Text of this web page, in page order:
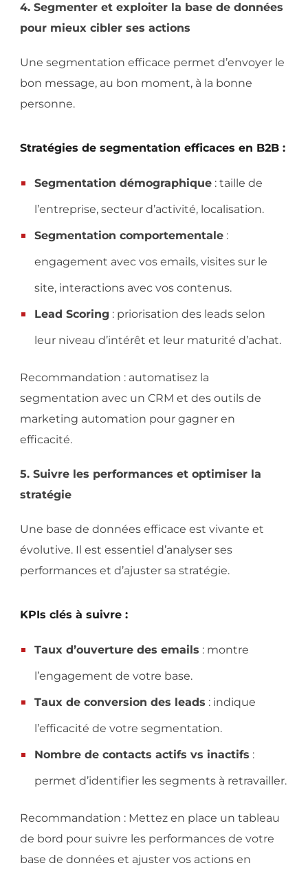
4. Segmenter et exploiter la base de données
pour mieux cibler ses actions
Une segmentation efficace permet d’envoyer le
bon message, au bon moment, à la bonne
personne.
Stratégies de segmentation efficaces en B2B :
Segmentation démographique : taille de
l’entreprise, secteur d’activité, localisation.
Segmentation comportementale :
engagement avec vos emails, visites sur le
site, interactions avec vos contenus.
Lead Scoring : priorisation des leads selon
leur niveau d’intérêt et leur maturité d’achat.
Recommandation : automatisez la
segmentation avec un CRM et des outils de
marketing automation pour gagner en
efficacité.
5. Suivre les performances et optimiser la
stratégie
Une base de données efficace est vivante et
évolutive. Il est essentiel d’analyser ses
performances et d’ajuster sa stratégie.
KPIs clés à suivre :
Taux d’ouverture des emails : montre
l’engagement de votre base.
Taux de conversion des leads : indique
l’efficacité de votre segmentation.
Nombre de contacts actifs vs inactifs :
permet d’identifier les segments à retravailler.
Recommandation : Mettez en place un tableau
de bord pour suivre les performances de votre
base de données et ajuster vos actions en